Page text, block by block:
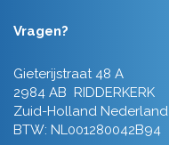
Vragen?
Gieterijstraat 48 A
2984 AB RIDDERKERK
Zuid-Holland Nederland
BTW: NL001280042B94